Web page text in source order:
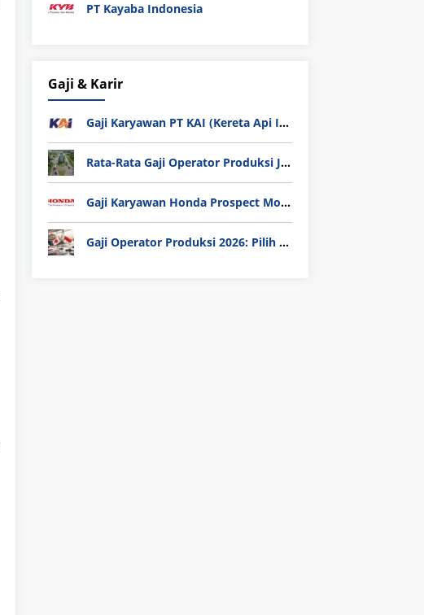
PT Kayaba Indonesia
Gaji & Karir
Gaji Karyawan PT KAI (Kereta Api Indonesia) Update 2025
Rata-Rata Gaji Operator Produksi Jabodetabek 2025: Bedah Tuntas UMK, Lemburan, dan Realita Hidup Buruh
Gaji Karyawan Honda Prospect Motor Semua Divisi
Gaji Operator Produksi 2026: Pilih PT Astra Honda Motor (AHM) atau Manufaktur di Jepang?